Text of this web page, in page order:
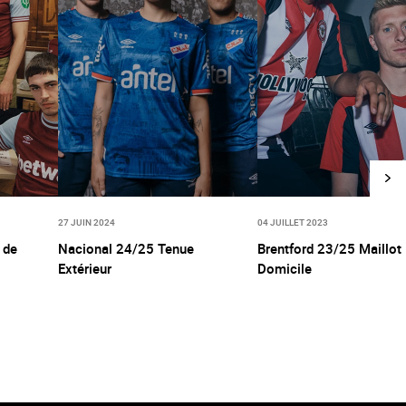
27 JUIN 2024
Nacional 24/25 Tenue
Extérieur
04 JUILLET 2023
Brentford 23/25 Maillot
Domicile